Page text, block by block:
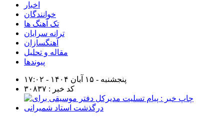
اخبار
خوانندگان
تک آهنگ ها
ترانه سرایان
آهنگسازان
مقاله و تحلیل
پیوندها
پنجشنبه - ۱۵ آبان ۱۴۰۴ - ۱۷:۰۲
کد خبر : ۳۰۸۳۷